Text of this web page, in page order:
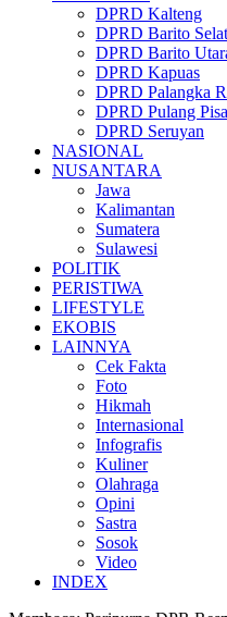
DPRD Kalteng
DPRD Barito
DPRD Barito
DPRD Kapuas
DPRD Palangka
DPRD Pulang
DPRD Seruyan
NASIONAL
NUSANTARA
Jawa
Kalimantan
Sumatera
Sulawesi
POLITIK
PERISTIWA
LIFESTYLE
EKOBIS
LAINNYA
Cek Fakta
Foto
Hikmah
Internasional
Infografis
Kuliner
Olahraga
Opini
Sastra
Sosok
Video
INDEX